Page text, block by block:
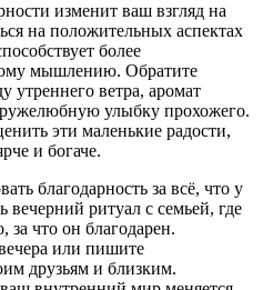
изменит ваш взгляд на
на положительных аспектах
более
мышлению. Обратите
утреннего ветра, аромат
улыбку прохожего.
эти маленькие радости,
и богаче.
благодарность за всё, что у
вечерний ритуал с семьей, где
за что он благодарен.
или пишите
друзьям и близким.